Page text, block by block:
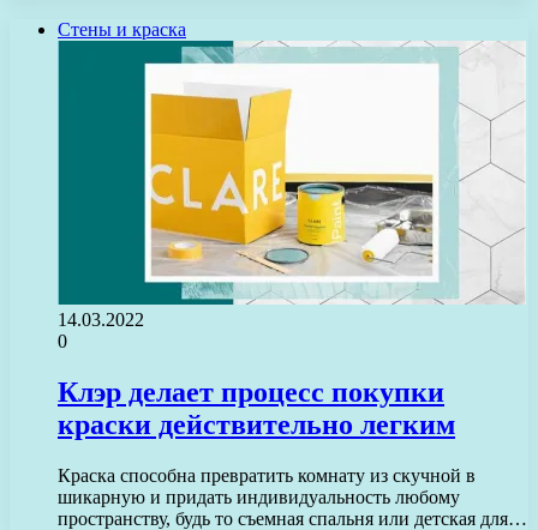
Стены и краска
14.03.2022
0
Клэр делает процесс покупки
краски действительно легким
Краска способна превратить комнату из скучной в
шикарную и придать индивидуальность любому
пространству, будь то съемная спальня или детская для…